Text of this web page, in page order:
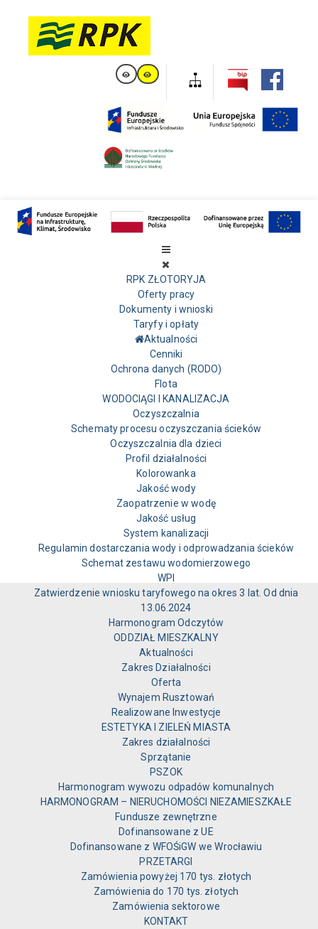
RPK ZŁOTORYJA
Oferty pracy
Dokumenty i wnioski
Taryfy i opłaty
Aktualności
Cenniki
Ochrona danych (RODO)
Flota
WODOCIĄGI I KANALIZACJA
Oczyszczalnia
Schematy procesu oczyszczania ścieków
Oczyszczalnia dla dzieci
Profil działalności
Kolorowanka
Jakość wody
Zaopatrzenie w wodę
Jakość usług
System kanalizacji
Regulamin dostarczania wody i odprowadzania ścieków
Schemat zestawu wodomierzowego
WPI
Zatwierdzenie wniosku taryfowego na okres 3 lat. Od dnia
13.06.2024
Harmonogram Odczytów
ODDZIAŁ MIESZKALNY
Aktualności
Zakres Działalności
Oferta
Wynajem Rusztowań
Realizowane Inwestycje
ESTETYKA I ZIELEŃ MIASTA
Zakres działalności
Sprzątanie
PSZOK
Harmonogram wywozu odpadów komunalnych
HARMONOGRAM – NIERUCHOMOŚCI NIEZAMIESZKAŁE
Fundusze zewnętrzne
Dofinansowane z UE
Dofinansowane z WFOŚiGW we Wrocławiu
PRZETARGI
Zamówienia powyżej 170 tys. złotych
Zamówienia do 170 tys. złotych
Zamówienia sektorowe
KONTAKT